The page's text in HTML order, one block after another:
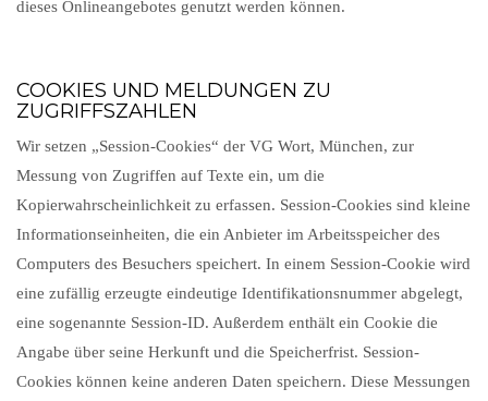
dieses Onlineangebotes genutzt werden können.
COOKIES UND MELDUNGEN ZU
ZUGRIFFSZAHLEN
Wir setzen „Session-Cookies“ der VG Wort, München, zur
Messung von Zugriffen auf Texte ein, um die
Kopierwahrscheinlichkeit zu erfassen. Session-Cookies sind kleine
Informationseinheiten, die ein Anbieter im Arbeitsspeicher des
Computers des Besuchers speichert. In einem Session-Cookie wird
eine zufällig erzeugte eindeutige Identifikationsnummer abgelegt,
eine sogenannte Session-ID. Außerdem enthält ein Cookie die
Angabe über seine Herkunft und die Speicherfrist. Session-
Cookies können keine anderen Daten speichern. Diese Messungen